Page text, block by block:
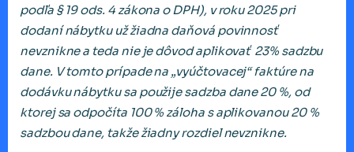
podľa § 19 ods. 4 zákona o DPH), v roku 2025 pri
dodaní nábytku už žiadna daňová povinnosť
nevznikne a teda nie je dôvod aplikovať 23% sadzbu
dane. V tomto prípade na „vyúčtovacej“ faktúre na
dodávku nábytku sa použije sadzba dane 20 %, od
ktorej sa odpočíta 100 % záloha s aplikovanou 20 %
sadzbou dane, takže žiadny rozdiel nevznikne.